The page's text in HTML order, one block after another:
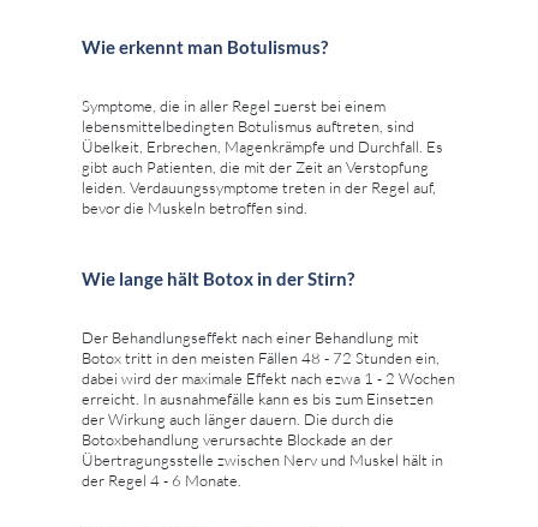
Wie erkennt man Botulismus?
Symptome, die in aller Regel zuerst bei einem
lebensmittelbedingten Botulismus auftreten, sind
Übelkeit, Erbrechen, Magenkrämpfe und Durchfall. Es
gibt auch Patienten, die mit der Zeit an Verstopfung
leiden. Verdauungssymptome treten in der Regel auf,
bevor die Muskeln betroffen sind.
Wie lange hält Botox in der Stirn?
Der Behandlungseffekt nach einer Behandlung mit
Botox tritt in den meisten Fällen 48 - 72 Stunden ein,
dabei wird der maximale Effekt nach ezwa 1 - 2 Wochen
erreicht. In ausnahmefälle kann es bis zum Einsetzen
der Wirkung auch länger dauern. Die durch die
Botoxbehandlung verursachte Blockade an der
Übertragungsstelle zwischen Nerv und Muskel hält in
der Regel 4 - 6 Monate.